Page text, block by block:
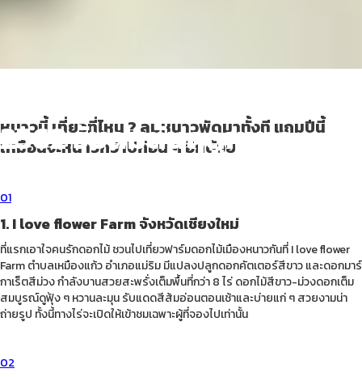
2562 รับลมต้นฤดูหนาว
หนาวนี้ เที่ยวที่ไหน ? ลมหนาวพัดมาทั้งที แถมปีนี้
เหมือนจะหนาวกว่าปีก่อน ๆ อีกด้วย
01
1. I love flower Farm จังหวัดเชียงใหม่
ที่แรกเอาใจคนรักดอกไม้ ชวนไปเที่ยวฟาร์มดอกไม้เมืองหนาวกันที่ I love flower
Farm ตำบลเหมืองแก้ว อำเภอแม่ริม มีแปลงปลูกดอกคัตเตอร์สีขาว และดอกมาร์
กาเร็ตสีม่วง กำลังบานสวยสะพรั่งเต็มพื้นที่กว่า 8 ไร่ ดอกไม้สีขาว-ม่วงดอกเต็ม
สมบูรณ์ดูฟุ้ง ๆ หวานละมุน รับแดดสีส้มอ่อนตอนเช้าและบ่ายแก่ ๆ สวยงามน่า
ถ่ายรูป ทั้งนี้ทางไร่จะเปิดให้เข้าชมเฉพาะผู้ที่จองไปเท่านั้น
02